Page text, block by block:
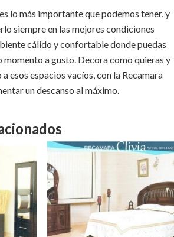
lo más importante que podemos tener, y
siempre en las mejores condiciones
cálido y confortable donde puedas
a gusto. Decora como quieras y
esos espacios vacíos, con la Recamara
un descanso al máximo.